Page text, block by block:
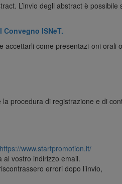
L’invio degli abstract è
ISNeT.
come presentazi-oni
procedura di registrazione e di
https://www.startpromotion.it/
vostro indirizzo email.
errori dopo l’invio,